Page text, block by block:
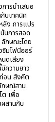
ารนำเสนอ
บเทคนิค
ลัง การแปร
นการสอด
กษณะโดย
ซิมโฟนีออร์
ดเสียง
ความยาว
อน สังคีต
กษณ์สาม
ต เพื่อ
สานกับ